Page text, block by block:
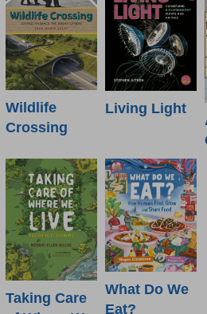
Wildlife
Crossing
Living Light
Taking Care
What Do We
Eat?